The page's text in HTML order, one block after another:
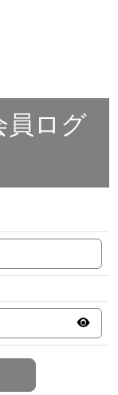
員ログ